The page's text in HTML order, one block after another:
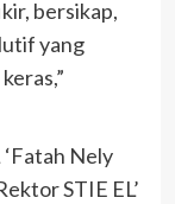
bersikap,
yang
Nely
STIE EL’